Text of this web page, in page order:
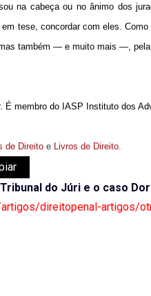
na cabeça ou no ânimo dos
tese, concordar com eles.
também — e muito mais —, pela
membro do IASP Instituto dos
de Direito e Livros de Direito
do Júri e o caso
direitopenal-artigos/